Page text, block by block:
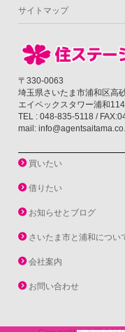
サイトマップ
〒330-0063
埼玉県さいたま市浦和区高
エイペックスタワー浦和114
TEL : 048-835-5118 /
mail:
買いたい
借りたい
お知らせとブログ
さいたま市と浦和につい
会社案内
お問い合わせ